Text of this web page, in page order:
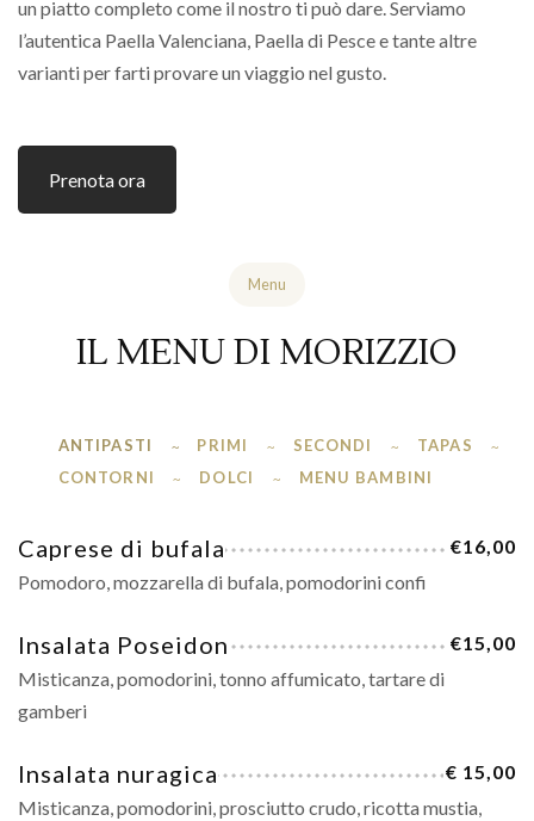
un piatto completo come il nostro ti può dare. Serviamo
l’autentica Paella Valenciana, Paella di Pesce e tante altre
varianti per farti provare un viaggio nel gusto.
Prenota ora
Menu
IL MENU DI MORIZZIO
ANTIPASTI PRIMI SECONDI
TAPAS
CONTORNI
DOLCI MENU BAMBINI
Caprese di bufala
€16,00
Pomodoro, mozzarella di bufala, pomodorini confi
Insalata Poseidon
€15,00
Misticanza, pomodorini, tonno affumicato, tartare di
gamberi
Insalata nuragica
€ 15,00
Misticanza, pomodorini, prosciutto crudo, ricotta mustia,